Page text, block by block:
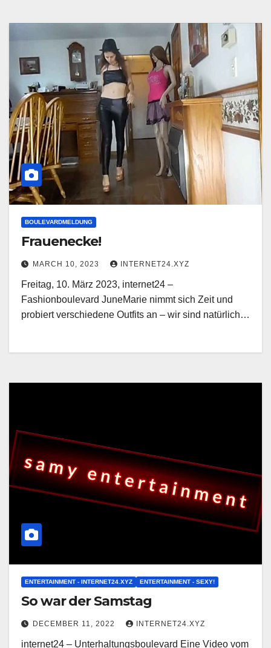
BOULEVARDMELDUNG
Frauenecke!
MARCH 10, 2023 INTERNET24.XYZ
Freitag, 10. März 2023, internet24 –
Fashionboulevard JuneMarie nimmt sich Zeit und
probiert verschiedene Outfits an – wir sind natürlich…
ENTERTAINMENT - INTERNET24.XYZ ENTERTAINMENT - SEXY!
So war der Samstag
DECEMBER 11, 2022 INTERNET24.XYZ
internet24 – Unterhaltungsboulevard Eine Video vom